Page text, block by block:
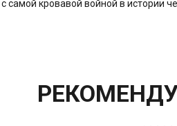
кровавой войной в истории